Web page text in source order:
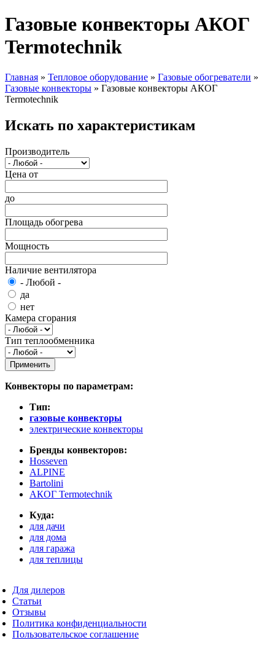
Газовые конвекторы АКОГ
Termotechnik
Вы здесь
Главная » Тепловое оборудование » Газовые обогреватели »
Газовые конвекторы » Газовые конвекторы АКОГ
Termotechnik
Искать по характеристикам
Производитель
Цена от
до
Площадь обогрева
Мощность
Наличие вентилятора
- Любой -
да
нет
Камера сгорания
Тип теплообменника
Конвекторы по параметрам:
Тип:
газовые конвекторы
электрические конвекторы
Бренды конвекторов:
Hosseven
ALPINE
Bartolini
АКОГ Termotechnik
Куда:
для дачи
для дома
для гаража
для теплицы
Для дилеров
Статьи
Отзывы
Политика конфиденциальности
Пользовательское соглашение